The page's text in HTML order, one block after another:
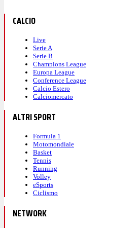
CALCIO
Live
Serie A
Serie B
Champions League
Europa League
Conference League
Calcio Estero
Calciomercato
ALTRI SPORT
Formula 1
Motomondiale
Basket
Tennis
Running
Volley
eSports
Ciclismo
NETWORK